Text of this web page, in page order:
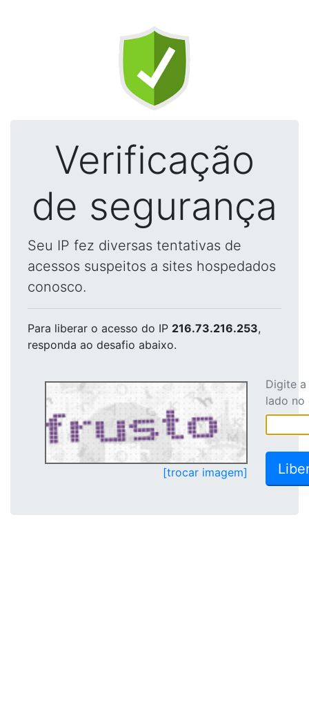
Verificação
de segurança
Seu IP fez diversas tentativas de
acessos suspeitos a sites hospedados
conosco.
Para liberar o acesso do IP 216.73.216.253,
responda ao desafio abaixo.
[trocar imagem]
Digite
lado no